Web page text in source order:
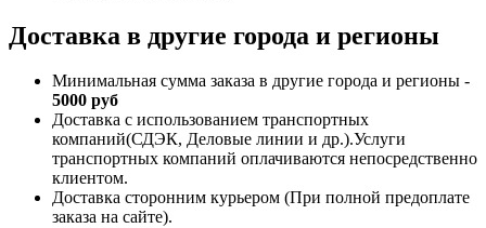
Доставка в другие города и регионы
Минимальная сумма заказа в другие города и регионы -
5000 руб
Доставка с использованием транспортных
компаний(СДЭК, Деловые линии и др.).Услуги
транспортных компаний оплачиваются непосредственно
клиентом.
Доставка сторонним курьером (При полной предоплате
заказа на сайте).